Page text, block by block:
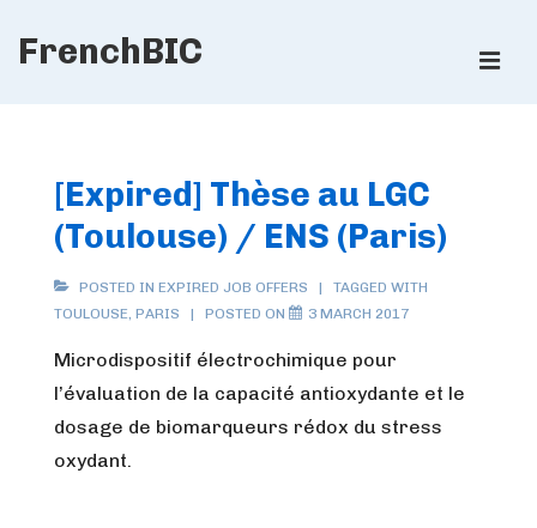
SkipFrenchBIC
[Expired] Thèse au LGC
(Toulouse) / ENS (Paris)
POSTED IN EXPIRED JOB OFFERS
TAGGED WITH
TOULOUSE, PARIS POSTED ON 3 MARCH 2017
Microdispositif électrochimique pour
l’évaluation de la capacité antioxydante et le
dosage de biomarqueurs rédox du stress
oxydant.